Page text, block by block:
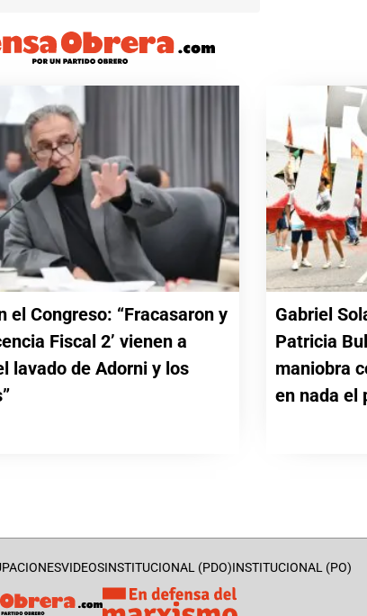
el Congreso: “Fracasaron y
Fiscal 2’ vienen a
lavado de Adorni y los
Gabriel
Patricia
maniobra
en nada el
VIDEOSINSTITUCIONAL (PDO)INSTITUCIONAL (PO)